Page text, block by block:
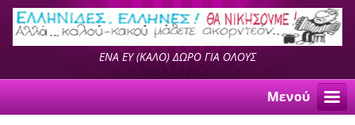
ΕΝΑ ΕΥ (ΚΑΛΟ) ΔΩΡΟ ΓΙΑ ΟΛΟΥΣ
Μενού